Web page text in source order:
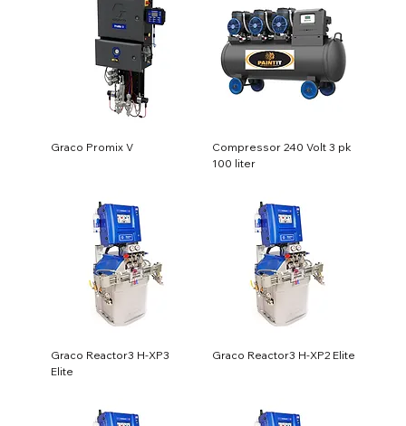
Graco Promix V
Compressor 240 Volt 3 pk
100 liter
Graco Reactor3 H-XP3
Elite
Graco Reactor3 H-XP2 Elite